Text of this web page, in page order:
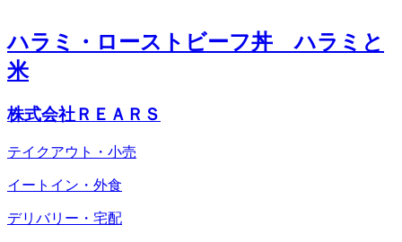
ハラミ・ローストビーフ丼 ハラミと
米
株式会社ＲＥＡＲＳ
テイクアウト・小売
イートイン・外食
デリバリー・宅配